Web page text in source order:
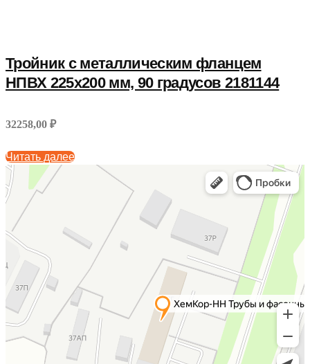
Тройник с металлическим фланцем
НПВХ 225х200 мм, 90 градусов 2181144
32258,00 ₽
Читать далее